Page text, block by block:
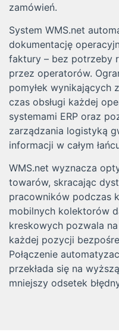
zamówień.
System WMS.net
dokumentację
faktury – bez potrzeby
przez operatorów.
pomyłek wynikających
czas obsługi każdej
systemami ERP oraz
zarządzania logistyką
informacji w całym
WMS.net wyznacza
towarów, skracając
pracowników podczas
mobilnych kolektorów
kreskowych pozwala
każdej pozycji
Połączenie
przekłada się na
mniejszy odsetek